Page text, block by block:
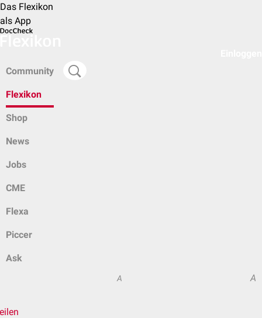
Das Flexikon
als App
Community
Flexikon
Shop
News
Jobs
CME
Flexa
Piccer
Ask
A A